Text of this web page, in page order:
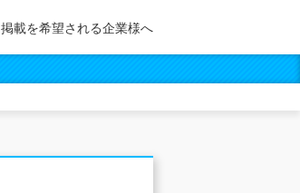
掲載を希望される企業様へ